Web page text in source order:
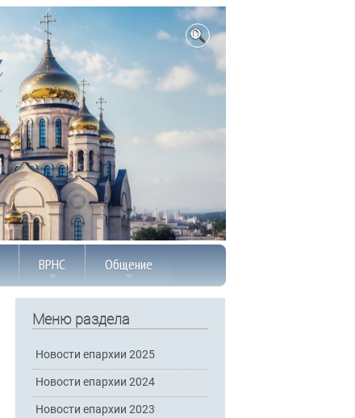
ВРНС Общение
Меню раздела
Новости епархии 2025
Новости епархии 2024
Новости епархии 2023